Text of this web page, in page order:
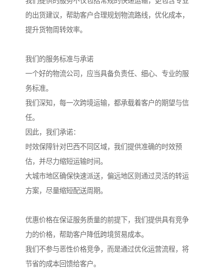
的出货建议，帮助客户合理规划物流路线，优化成本，
提升货物周转效率。
我们的服务标准与承诺
一个好的物流公司，应当具备负责任、细心、专业的服
务标准。
我们深知，每一次跨境运输，都承载着客户的期望与信
任。
因此，我们承诺：
时效保障针对巴西不同区域，我们提供准确的时效预
估，并尽力缩短运输时间。
大城市地区确保快速派送，偏远地区则通过灵活的转运
方案，尽量缩短配送周期。
优惠价格在保证服务质量的前提下，我们提供具有竞争
力的价格，帮助客户降低跨境贸易成本。
我们不参与恶性价格竞争，而是通过优化运营流程，将
节省的成本回馈给客户。